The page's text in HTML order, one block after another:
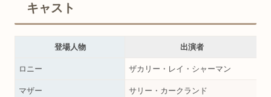
キャスト
登場人物 出演者
ロニー ザカリー・レイ・シャーマン
マザー サリー・カークランド